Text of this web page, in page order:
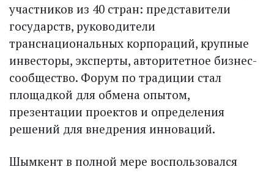
участников из 40 стран: представители
государств, руководители
транснациональных корпораций, крупные
инвесторы, эксперты, авторитетное бизнес-
сообщество. Форум по традиции стал
площадкой для обмена опытом,
презентации проектов и определения
решений для внедрения инноваций.
Шымкент в полной мере воспользовался